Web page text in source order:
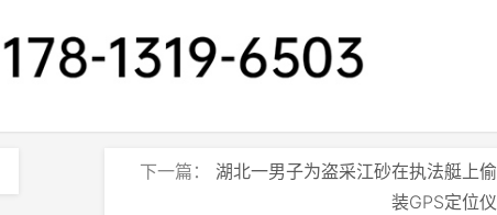
下一篇： 湖北一男子为盗采江砂在执法艇上偷
装GPS定位仪